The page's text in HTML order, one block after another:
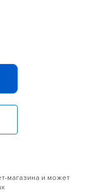
магазина и может